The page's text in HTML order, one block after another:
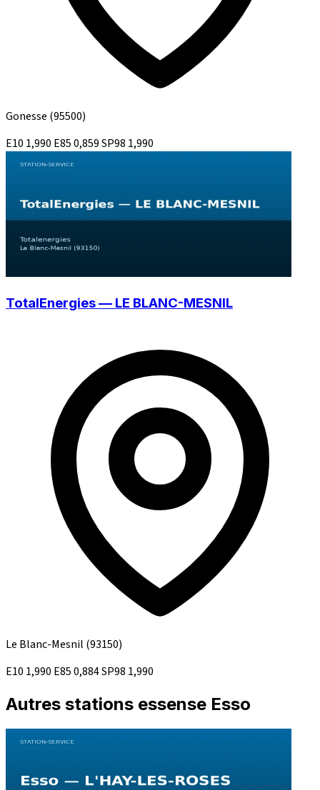
Gonesse (95500)
E10 1,990 E850,859SP98 1,990
TotalEnergies — LE BLANC-MESNIL
Le Blanc-Mesnil (93150)
E10 1,990 E850,884SP98 1,990
Autres stations essense Esso